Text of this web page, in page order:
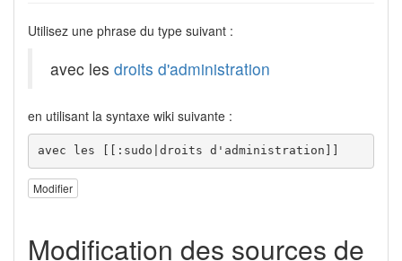
Utilisez une phrase du type suivant :
avec les droits d'administration
en utilisant la syntaxe wiki suivante :
avec les [[:sudo|droits d'administration]]
Modifier
Modification des sources de